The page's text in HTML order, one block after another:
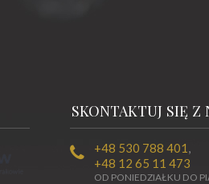
SKONTAKTUJ SIĘ Z
+48 530 788 401 ,
+48 12 65 11 473
OD PONIEDZIAŁKU DO